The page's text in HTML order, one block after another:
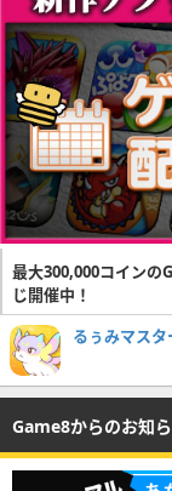
最大300,000コインの
じ開催中！
るぅみマスタ
Game8からのお知